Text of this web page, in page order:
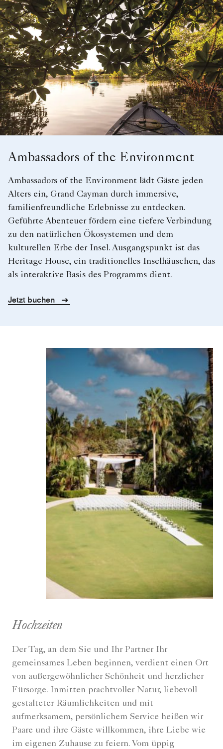
Ambassadors of the Environment
Ambassadors of the Environment lädt Gäste jeden
Alters ein, Grand Cayman durch immersive,
familienfreundliche Erlebnisse zu entdecken.
Geführte Abenteuer fördern eine tiefere Verbindung
zu den natürlichen Ökosystemen und dem
kulturellen Erbe der Insel. Ausgangspunkt ist das
Heritage House, ein traditionelles Inselhäuschen, das
als interaktive Basis des Programms dient.
Jetzt buchen
Hochzeiten
Der Tag, an dem Sie und Ihr Partner Ihr
gemeinsames Leben beginnen, verdient einen Ort
von außergewöhnlicher Schönheit und herzlicher
Fürsorge. Inmitten prachtvoller Natur, liebevoll
gestalteter Räumlichkeiten und mit
aufmerksamem, persönlichem Service heißen wir
Paare und ihre Gäste willkommen, ihre Liebe wie
im eigenen Zuhause zu feiern. Vom üppig